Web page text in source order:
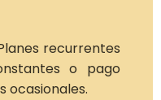
recurrentes
o pago
ocasionales.